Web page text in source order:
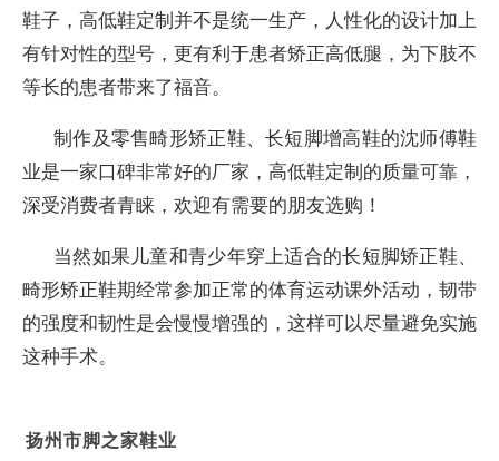
鞋子，高低鞋定制并不是统一生产，人性化的设计加上
有针对性的型号，更有利于患者矫正高低腿，为下肢不
等长的患者带来了福音。
制作及零售畸形矫正鞋、长短脚增高鞋的沈师傅鞋
业是一家口碑非常好的厂家，高低鞋定制的质量可靠，
深受消费者青睐，欢迎有需要的朋友选购！
当然如果儿童和青少年穿上适合的长短脚矫正鞋、
畸形矫正鞋期经常参加正常的体育运动课外活动，韧带
的强度和韧性是会慢慢增强的，这样可以尽量避免实施
这种手术。
扬州市脚之家鞋业